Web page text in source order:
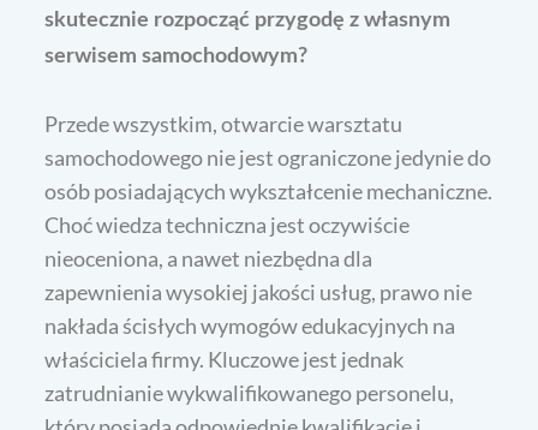
skutecznie rozpocząć przygodę z własnym
serwisem samochodowym?
Przede wszystkim, otwarcie warsztatu
samochodowego nie jest ograniczone jedynie do
osób posiadających wykształcenie mechaniczne.
Choć wiedza techniczna jest oczywiście
nieoceniona, a nawet niezbędna dla
zapewnienia wysokiej jakości usług, prawo nie
nakłada ścisłych wymogów edukacyjnych na
właściciela firmy. Kluczowe jest jednak
zatrudnianie wykwalifikowanego personelu,